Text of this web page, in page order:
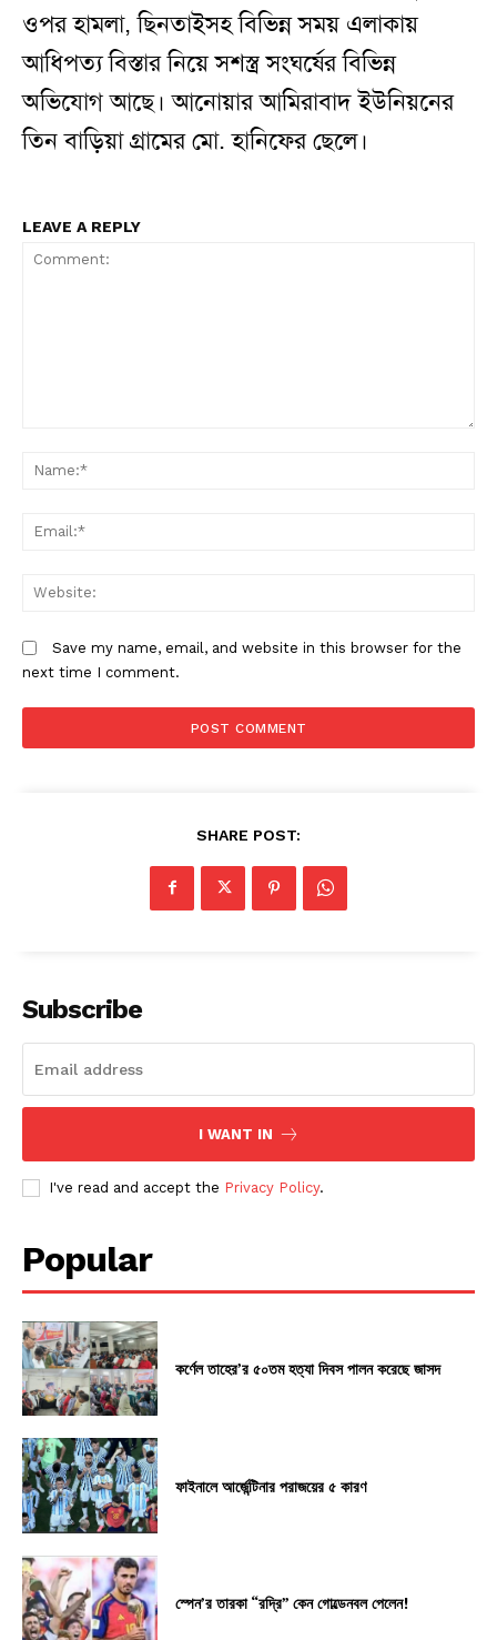
ওপর হামলা, ছিনতাইসহ বিভিন্ন সময় এলাকায়
আধিপত্য বিস্তার নিয়ে সশস্ত্র সংঘর্ষের বিভিন্ন
অভিযোগ আছে। আনোয়ার আমিরাবাদ ইউনিয়নের
তিন বাড়িয়া গ্রামের মো. হানিফের ছেলে।
LEAVE A REPLY
Save my name, email, and website in this browser for the
next time I comment.
SHARE POST:
Subscribe
I WANT IN
I've read and accept the Privacy Policy.
Popular
কর্ণেল তাহের’র ৫০তম হত্যা দিবস পালন করেছে জাসদ
ফাইনালে আর্জেন্টিনার পরাজয়ের ৫ কারণ
স্পেন’র তারকা “রদ্রি” কেন গোল্ডেনবল পেলেন!